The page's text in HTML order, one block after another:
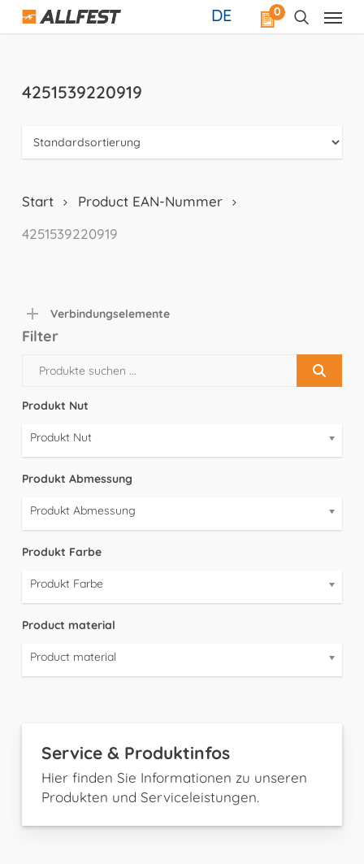
Skip
0
DE
4251539220919
Start
Product EAN-Nummer
4251539220919
Verbindungselemente
Filter
Produkt Nut
Produkt Nut
Produkt Abmessung
Produkt Abmessung
Produkt Farbe
Produkt Farbe
Product material
Product material
Service & Produktinfos
Hier finden Sie Informationen zu unseren
Produkten und Serviceleistungen.